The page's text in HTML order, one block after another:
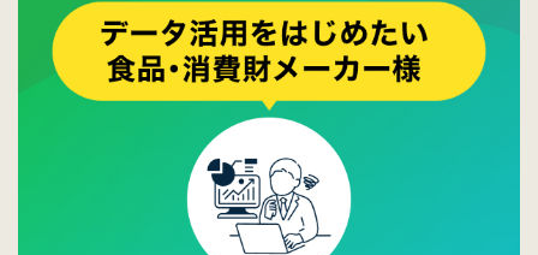
ご覧ください。
2015/10/19
ウレコンのサイト機能を大幅バージョンアッ
プ。詳細はこちら。⇒告知ページへ
2015/09/28
ウレコンが機能拡充し、サイトリニューアル
しました。⇒
ウレコンFacebook
Facebookページを開設しました。詳細は
ら。
ウレコンサイトリリースしました。